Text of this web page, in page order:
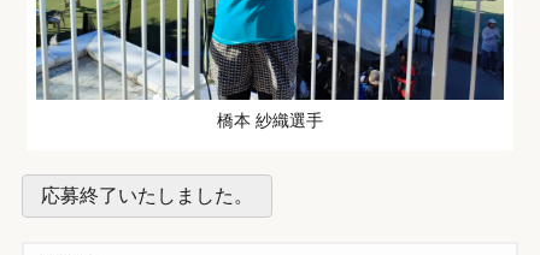
橋本 紗織選手
応募終了いたしました。